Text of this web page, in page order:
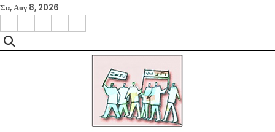
Skip
content
Σα, Αυγ 8, 2026
facebook
instagram
google
x youtube